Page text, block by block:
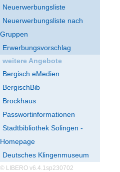
Neuerwerbungsliste
Neuerwerbungsliste nach
Gruppen
Erwerbungsvorschlag
weitere Angebote
Bergisch eMedien
BergischBib
Brockhaus
Passwortinformationen
Stadtbibliothek Solingen -
Homepage
Deutsches Klingenmuseum
© LIBERO v6.4.1sp230702